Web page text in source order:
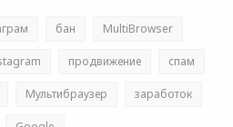
бан MultiBrowser
продвижение спам
Мультибраузер заработок